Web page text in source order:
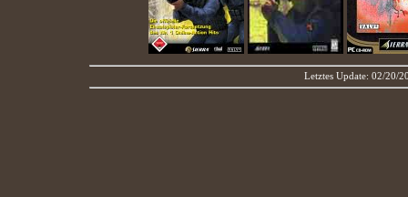
Letztes Update: 02/20/